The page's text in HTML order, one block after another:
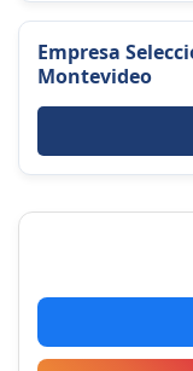
Empresa
Montevideo